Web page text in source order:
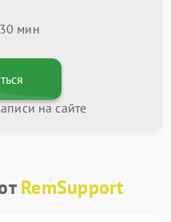
мин
на сайте
RemSupport